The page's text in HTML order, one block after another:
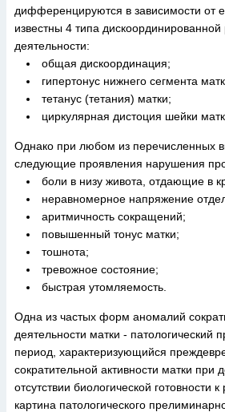
дифференцируются в зависимости от
известны 4 типа дискоординированной
деятельности:
общая дискоординация;
гипертонус нижнего сегмента
тетанус (тетания) матки;
циркулярная дистоция шейки
Однако при любом из перечисленных
следующие проявления нарушения
боли в низу живота, отдающие в
неравномерное напряжение
аритмичность сокращений;
повышенный тонус матки;
тошнота;
тревожное состояние;
быстрая утомляемость.
Одна из частых форм аномалий
деятельности матки - патологический
период, характеризующийся
сократительной активности матки
отсутствии биологической готовности
картина патологического